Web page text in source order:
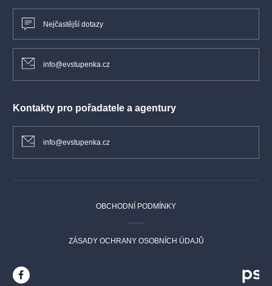
Nejčastější dotazy
info@evstupenka.cz
Kontakty pro pořadatele a agentury
info@evstupenka.cz
OBCHODNÍ PODMÍNKY
ZÁSADY OCHRANY OSOBNÍCH ÚDAJŮ